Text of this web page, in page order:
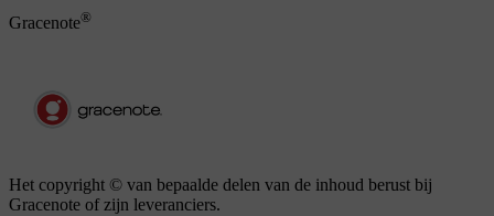
Gracenote®
Het copyright © van bepaalde delen van de inhoud berust bij
Gracenote of zijn leveranciers.